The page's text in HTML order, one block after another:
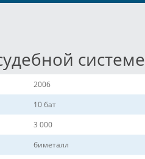
системе
2006
10 бат
3 000
биметалл